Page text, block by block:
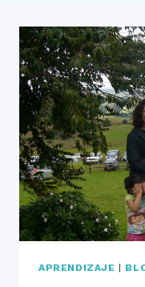
APRENDIZAJE |